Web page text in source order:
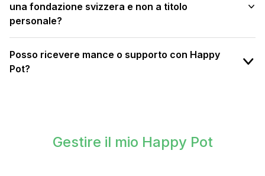
una fondazione svizzera e non a titolo
personale?
Posso ricevere mance o supporto con Happy
Pot?
Gestire il mio Happy Pot